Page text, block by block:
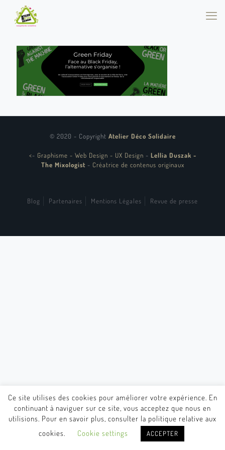
© 2020 - Copyright Atelier Déco Solidaire
<- Graphisme - Web Design - UX Design - Lellia Duszak -
The Mixologist - Créatrice de contenus originaux
Blog Partenaires Mentions Légales Revue de presse
Ce site utilises des cookies pour améliorer votre expérience. En
continuant à naviguer sur ce site, vous acceptez que nous en
utilisions. Pour en savoir plus, consulter la politique relative aux
cookies.
Cookie settings ACCEPTER